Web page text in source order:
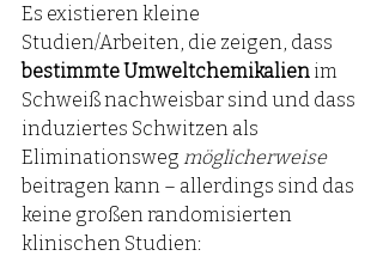
Es existieren kleine
Studien/Arbeiten, die zeigen, dass
bestimmte Umweltchemikalien im
Schweiß nachweisbar sind und dass
induziertes Schwitzen als
Eliminationsweg möglicherweise
beitragen kann – allerdings sind das
keine großen randomisierten
klinischen Studien: